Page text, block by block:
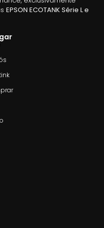
EPSON ECOTANK Série L e